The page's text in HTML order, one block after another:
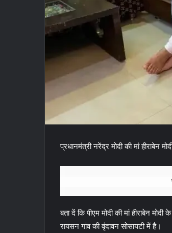
प्रधानमंत्री नरेंद्र मोदी की मां हीराबेन
बता दें कि पीएम मोदी की मां हीराबेन
रायसन गांव की वृंदावन सोसायटी में है।